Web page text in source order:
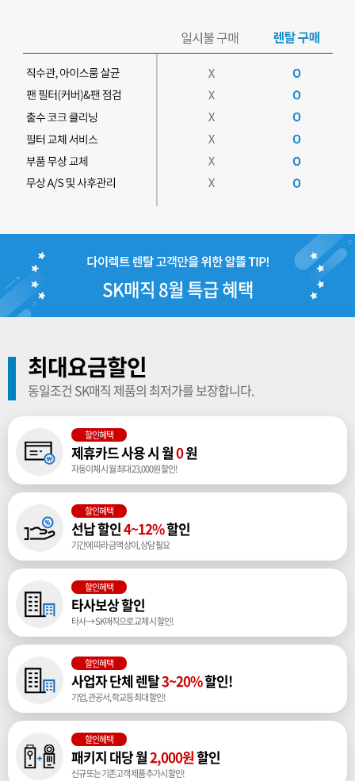
SK매직 8월 특급 혜택
최대요금할인
동일조건 SK매직 제품의 최저가를 보장합니다.
할인혜택
제휴카드 사용 시 월0원
자동이체 시 월 최대 23,000원 할인!
할인혜택
선납 할인4~12%할인
기간에 따라 금액 상이, 상담 필요
할인혜택
타사보상 할인
타사 → SK매직으로 교체 시 할인!
할인혜택
사업자 단체 렌탈3~20%할인!
기업, 관공서, 학교등 최대 할인!
할인혜택
패키지 대당 월2,000원할인
신규 또는 기존고객 제품 추가시 할인!